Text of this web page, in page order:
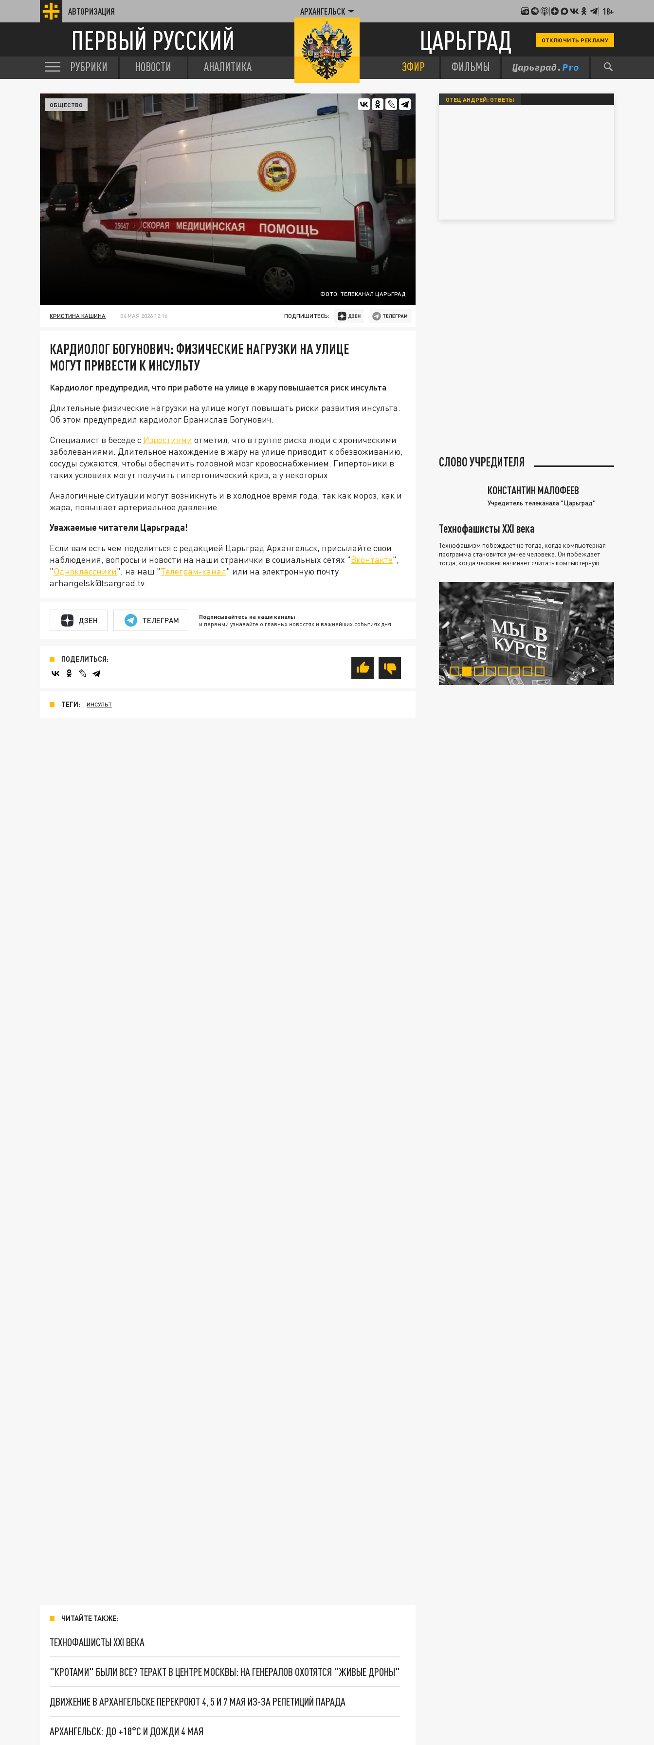
АВТОРИЗАЦИЯ АРХАНГЕЛЬСК 18+
ПЕРВЫЙ РУССКИЙ ЦАРЬГРАД ОТКЛЮЧИТЬ РЕКЛАМУ
РУБРИКИ НОВОСТИ АНАЛИТИКА ЭФИР ФИЛЬМЫ
ФОТО: ТЕЛЕКАНАЛ ЦАРЬГРАД
ОБЩЕСТВО
КРИСТИНА КАШИНА 04 МАЯ 2026 12:16 ПОДПИШИТЕСЬ:
КАРДИОЛОГ БОГУНОВИЧ: ФИЗИЧЕСКИЕ НАГРУЗКИ НА УЛИЦЕ
МОГУТ ПРИВЕСТИ К ИНСУЛЬТУ
Кардиолог предупредил, что при работе на улице в жару повышается риск инсульта
Длительные физические нагрузки на улице могут повышать риски развития инсульта.
Об этом предупредил кардиолог Бранислав Богунович.
Специалист в беседе с Известиями отметил, что в группе риска люди с хроническими
заболеваниями. Длительное нахождение в жару на улице приводит к обезвоживанию,
сосуды сужаются, чтобы обеспечить головной мозг кровоснабжением. Гипертоники в
таких условиях могут получить гипертонический криз, а у некоторых
Аналогичные ситуации могут возникнуть и в холодное время года, так как мороз, как и
жара, повышает артериальное давление.
Уважаемые читатели Царьграда!
Если вам есть чем поделиться с редакцией Царьград Архангельск, присылайте свои
наблюдения, вопросы и новости на наши странички в социальных сетях "Вконтакте",
"Одноклассники", на наш "Телеграм-канал" или на электронную почту
arhangelsk@tsargrad.tv.
ДЗЕН ТЕЛЕГРАМ Подписывайтесь на наши каналы
и первыми узнавайте о главных новостях и важнейших событиях дня.
ПОДЕЛИТЬСЯ:
ТЕГИ: ИНСУЛЬТ
ЧИТАЙТЕ ТАКЖЕ:
ТЕХНОФАШИСТЫ XXI ВЕКА
"КРОТАМИ" БЫЛИ ВСЕ? ТЕРАКТ В ЦЕНТРЕ МОСКВЫ: НА ГЕНЕРАЛОВ ОХОТЯТСЯ "ЖИВЫЕ ДРОНЫ"
ДВИЖЕНИЕ В АРХАНГЕЛЬСКЕ ПЕРЕКРОЮТ 4, 5 И 7 МАЯ ИЗ-ЗА РЕПЕТИЦИЙ ПАРАДА
АРХАНГЕЛЬСК: ДО +18°C И ДОЖДИ 4 МАЯ
ОТЕЦ АНДРЕЙ: ОТВЕТЫ
СЛОВО УЧРЕДИТЕЛЯ
КОНСТАНТИН МАЛОФЕЕВ
Учредитель телеканала "Царьград"
Технофашисты XXI века
Технофашизм побеждает не тогда, когда компьютерная
программа становится умнее человека. Он побеждает
тогда, когда человек начинает считать компьютерную